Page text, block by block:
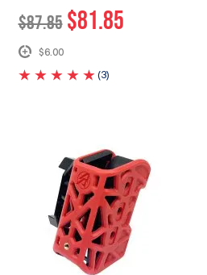
$87.85 $81.85
$6.00
(3)